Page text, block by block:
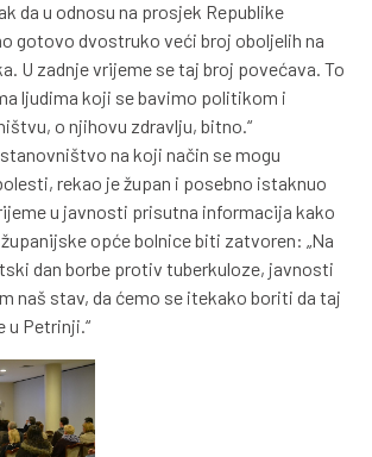
da u odnosu na prosjek Republike
gotovo dvostruko veći broj oboljelih na
U zadnje vrijeme se taj broj povećava. To
ljudima koji se bavimo politikom i
o njihovu zdravlju, bitno.“
na koji način se mogu
rekao je župan i posebno istaknuo
u javnosti prisutna informacija kako
opće bolnice biti zatvoren: „Na
dan borbe protiv tuberkuloze, javnosti
naš stav, da ćemo se itekako boriti da taj
u Petrinji.“